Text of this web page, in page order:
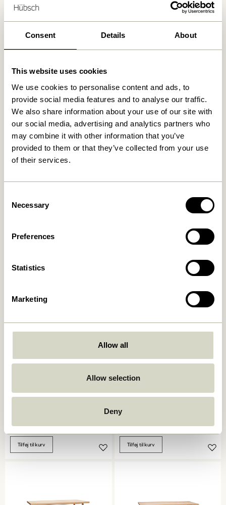
Consent Details About
This website uses cookies
We use cookies to personalise content and ads, to
provide social media features and to analyse our traffic.
We also share information about your use of our site with
our social media, advertising and analytics partners who
may combine it with other information that you’ve
provided to them or that they’ve collected from your use
of their services.
Selection
Necessary
Preferences
Statistics
Marketing
Allow all
Allow selection
Deny
nummeret
Levering indenfor 1-4 hverdage
Relaterede varer
Hock Spisebord Sort
Oblique Spisebord Rund
6.599,00kr.
Tilføj til kurv
Natur
Tilføj til kurv